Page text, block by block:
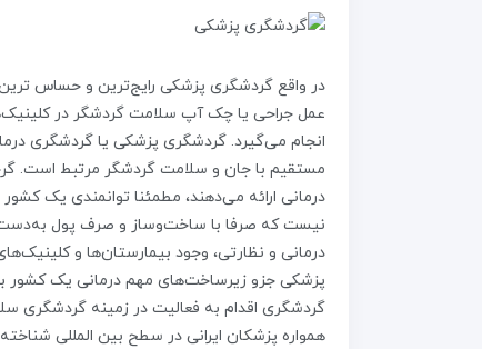
در واقع گردشگری پزشکی رایج‌ترین و حساس
عمل جراحی یا چک آپ سلامت گردشگر در
انجام می‌گیرد. گردشگری پزشکی یا گردشگری
مستقیم با جان و سلامت گردشگر مرتبط است.
درمانی ارائه می‌دهند، مطمئنا توانمندی یک
نیست که صرفا با ساخت‌وساز و صرف پول به‌دست
درمانی و نظارتی، وجود بیمارستان‌ها و
پزشکی جزو زیرساخت‌های مهم درمانی یک کشور
گردشگری اقدام به فعالیت در زمینه گردشگری
همواره پزشکان ایرانی در سطح بین المللی